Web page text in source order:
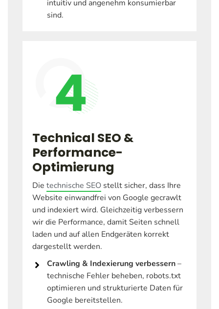
intuitiv und angenehm konsumierbar
sind.
Technical SEO &
Performance-
Optimierung
Die technische SEO stellt sicher, dass Ihre
Website einwandfrei von Google gecrawlt
und indexiert wird. Gleichzeitig verbessern
wir die Performance, damit Seiten schnell
laden und auf allen Endgeräten korrekt
dargestellt werden.
Crawling & Indexierung verbessern–
technische Fehler beheben, robots.txt
optimieren und strukturierte Daten für
Google bereitstellen.